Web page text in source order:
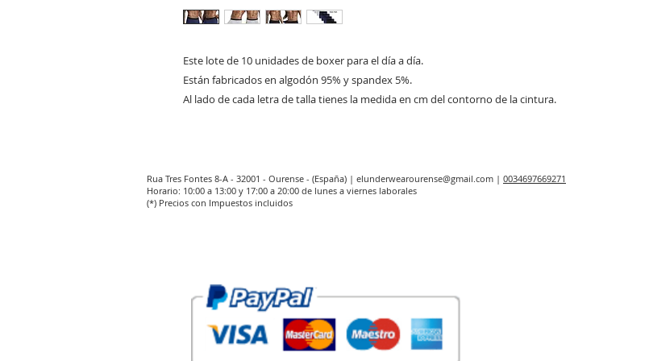
Este lote de 10 unidades de boxer para el día a día.
Están fabricados en algodón 95% y spandex 5%.
Al lado de cada letra de talla tienes la medida en cm del contorno de la cintura.
Rua Tres Fontes 8-A - 32001 - Ourense - (España) | elunderwearourense@gmail.com | 0034697669271
Horario: 10:00 a 13:00 y 17:00 a 20:00 de lunes a viernes laborales
(*) Precios con Impuestos incluidos